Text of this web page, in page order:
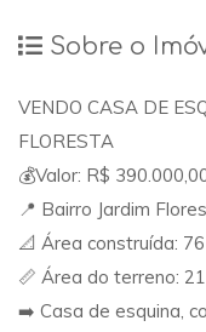
Sobre o
VENDO CASA DE
FLORESTA
💰Valor: R$
📍 Bairro Jardim
📐 Área construída:
📏 Área do terreno:
➡️ Casa de esquina,